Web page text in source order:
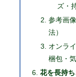
ズ・
参考画
法）
オンラ
梱包・
花を長持